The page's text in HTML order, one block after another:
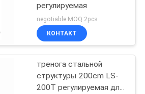
регулируемая
negotiable MOQ:2pcs
КОНТАКТ
тренога стальной
структуры 200cm LS-
200T регулируемая для